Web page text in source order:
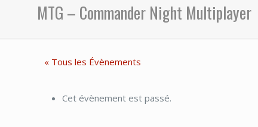
MTG – Commander Night Multiplayer
« Tous les Évènements
Cet évènement est passé.